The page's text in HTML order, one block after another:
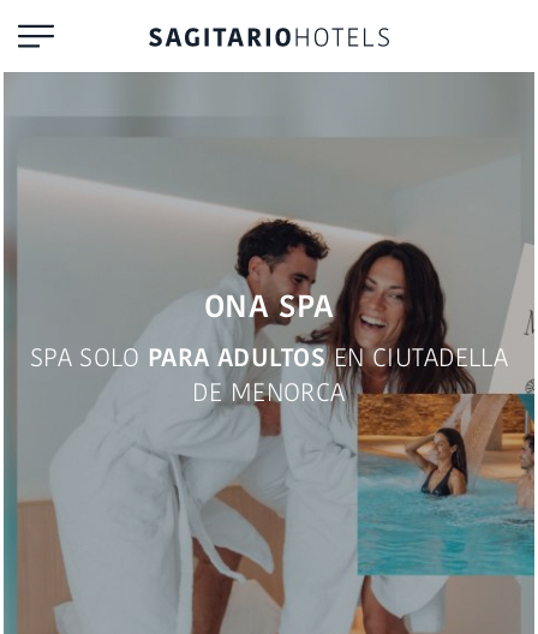
ONA SPA
SPA SOLO PARA ADULTOSEN CIUTADELLA
DE MENORCA